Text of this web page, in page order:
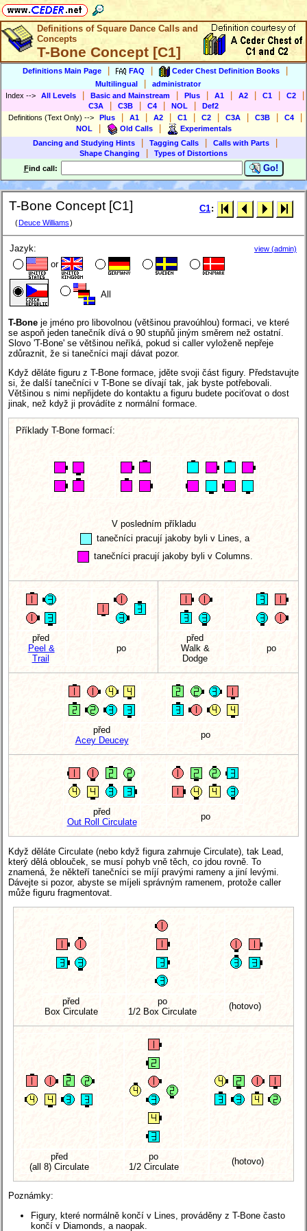
Definitions of Square Dance Calls and
Concepts
T-Bone Concept [C1]
Definitions Main Page FAQ Ceder Chest Definition Books
Multilingual
administrator
Index --> All Levels Basic and Mainstream Plus A1 A2 C1 C2
C3A C3B C4 NOL
Def2
Definitions (Text Only) --> Plus A1 A2 C1 C2 C3A C3B C4
NOL Old Calls
Experimentals
Dancing and Studying Hints
Tagging Calls Calls with Parts
Shape Changing
Types of Distortions
Find call: Go!
T-Bone Concept [C1]
( Deuce Williams)
C1:
Jazyk:
or
All
view (admin)
T-Bone je jméno pro libovolnou (většinou pravoúhlou) formaci, ve které
se aspoň jeden tanečník dívá o 90 stupňů jiným směrem než ostatní.
Slovo 'T-Bone' se většinou neříká, pokud si caller vyloženě nepřeje
zdůraznit, že si tanečníci mají dávat pozor.
Když děláte figuru z T-Bone formace, jděte svoji část figury. Představujte
si, že další tanečníci v T-Bone se dívají tak, jak byste potřebovali.
Většinou s nimi nepřijdete do kontaktu a figuru budete pociťovat o dost
jinak, než když ji provádíte z normální formace.
Příklady T-Bone formací:
V posledním příkladu
tanečníci pracují jakoby byli v Lines, a
tanečníci pracují jakoby byli v Columns.
před
Peel &
Trail
po
před
Walk &
Dodge
po
před
Acey Deucey
po
před
Out Roll Circulate
po
Když děláte Circulate (nebo když figura zahrnuje Circulate), tak Lead,
který dělá oblouček, se musí pohyb vně těch, co jdou rovně. To
znamená, že někteří tanečníci se míjí pravými rameny a jiní levými.
Dávejte si pozor, abyste se míjeli správným ramenem, protože caller
může figuru fragmentovat.
před
Box Circulate
po
1/2 Box Circulate
(hotovo)
před
(all 8) Circulate
po
1/2 Circulate
(hotovo)
Poznámky:
Figury, které normálně končí v Lines, prováděny z T-Bone často
končí v Diamonds, a naopak.